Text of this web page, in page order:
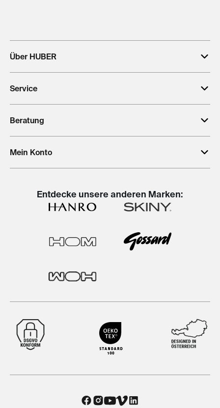
Über HUBER
Service
Beratung
Mein Konto
Entdecke unsere anderen Marken: